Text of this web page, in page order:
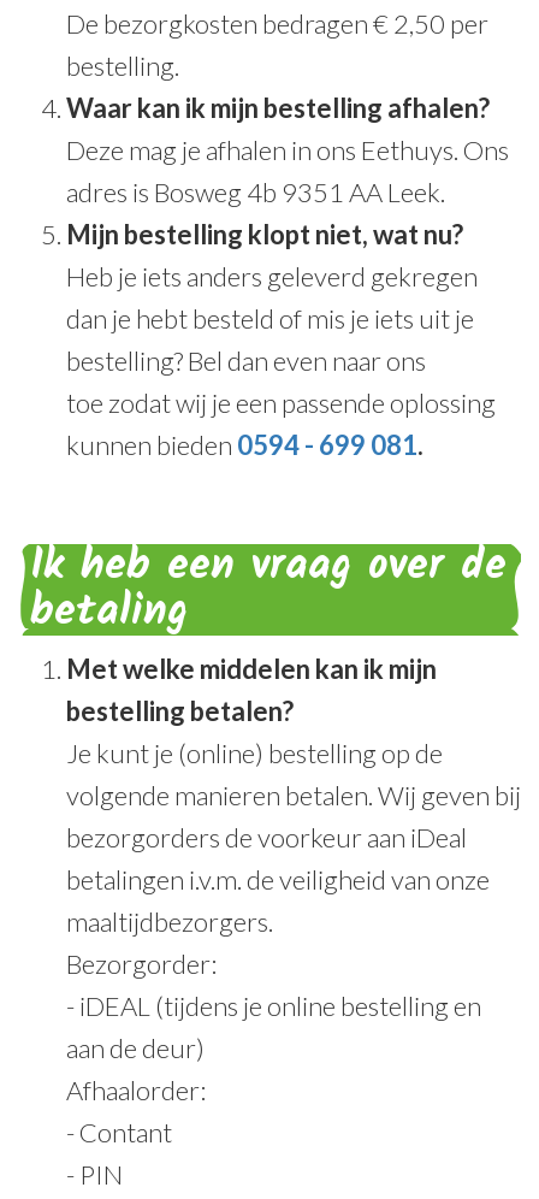
De bezorgkosten bedragen € 2,50 per
bestelling.
Waar kan ik mijn bestelling afhalen?
Deze mag je afhalen in ons Eethuys. Ons
adres is Bosweg 4b 9351 AA Leek.
Mijn bestelling klopt niet, wat nu?
Heb je iets anders geleverd gekregen
dan je hebt besteld of mis je iets uit je
bestelling? Bel dan even naar ons
toe zodat wij je een passende oplossing
kunnen bieden 0594 - 699 081.
Ik heb een vraag over de
betaling
Met welke middelen kan ik mijn
bestelling betalen?
Je kunt je (online) bestelling op de
volgende manieren betalen. Wij geven bij
bezorgorders de voorkeur aan iDeal
betalingen i.v.m. de veiligheid van onze
maaltijdbezorgers.
Bezorgorder:
- iDEAL (tijdens je online bestelling en
aan de deur)
Afhaalorder:
- Contant
- PIN